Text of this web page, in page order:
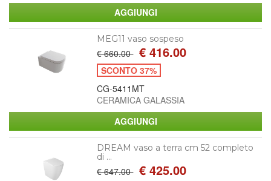
MEG11 vaso sospeso
€ 660.00 € 416.00
SCONTO 37%
CG-5411MT
CERAMICA GALASSIA
DREAM vaso a terra cm 52 completo
di ...
€ 647.00 € 425.00